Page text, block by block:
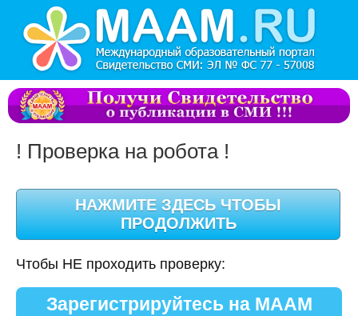
! Проверка на робота !
Чтобы НЕ проходить проверку:
Зарегистрируйтесь на МААМ